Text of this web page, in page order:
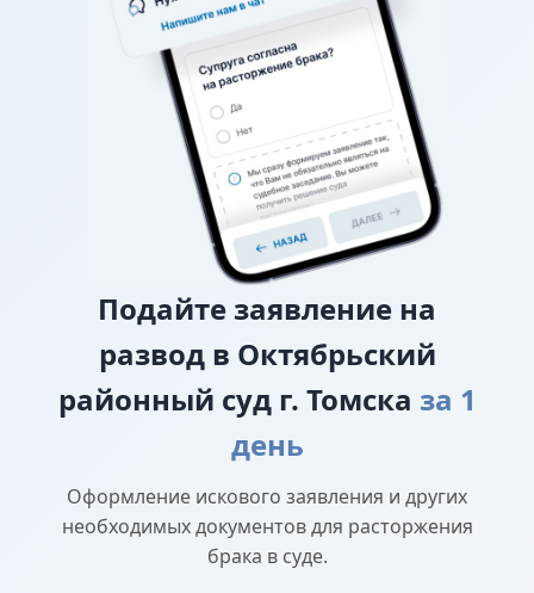
требование о взыскании алиментов заявляется в
исковом заявлении о разводе.
О лишении или ограничении родительских
Подайте заявление на
развод в Октябрьский
районный суд г. Томска за 1
день
Оформление искового заявления и других
необходимых документов для расторжения
брака в суде.